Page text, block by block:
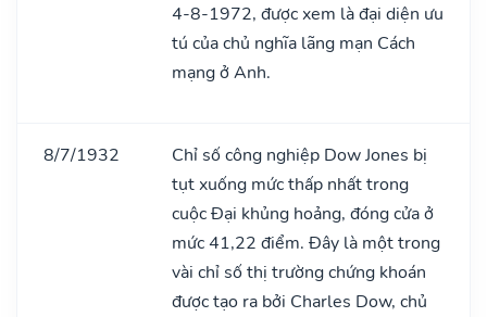
4-8-1972, được xem là đại diện ưu
tú của chủ nghĩa lãng mạn Cách
mạng ở Anh.
8/7/1932
Chỉ số công nghiệp Dow Jones bị
tụt xuống mức thấp nhất trong
cuộc Đại khủng hoảng, đóng cửa ở
mức 41,22 điểm. Đây là một trong
vài chỉ số thị trường chứng khoán
được tạo ra bởi Charles Dow, chủ